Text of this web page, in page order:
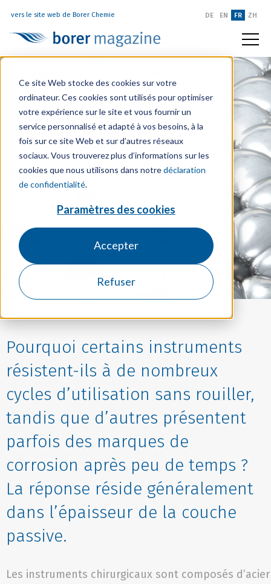
Ce site Web stocke des cookies sur votre
ordinateur. Ces cookies sont utilisés pour optimiser
votre expérience sur le site et vous fournir un
service personnalisé et adapté à vos besoins, à la
fois sur ce site Web et sur d’autres réseaux
sociaux. Vous trouverez plus d’informations sur les
cookies que nous utilisons dans notredéclaration
de confidentialité.
Paramètres des cookies
Accepter
Refuser
vers le site web de Borer Chemie DE EN FR ZH
Pourquoi certains instruments
résistent-ils à de nombreux
cycles d’utilisation sans rouiller,
tandis que d’autres présentent
parfois des marques de
corrosion après peu de temps ?
La réponse réside généralement
dans l’épaisseur de la couche
passive.
Les instruments chirurgicaux sont composés d’acier